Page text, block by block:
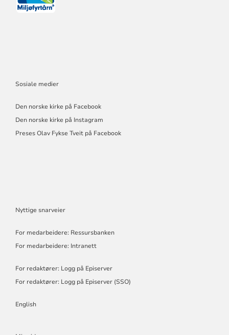
Sosiale medier
Den norske kirke på Facebook
Den norske kirke på Instagram
Preses Olav Fykse Tveit på Facebook
Nyttige snarveier
For medarbeidere: Ressursbanken
For medarbeidere: Intranett
For redaktører: Logg på Episerver
For redaktører: Logg på Episerver (SSO)
English